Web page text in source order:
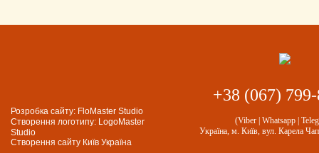
Розробка сайту: FloMaster Studio
Створення логотипу: LogoMaster
Studio
Створення сайту Київ Україна
+38 (067)
(Viber | Whatsapp |
Україна, м. Київ, вул. Карела